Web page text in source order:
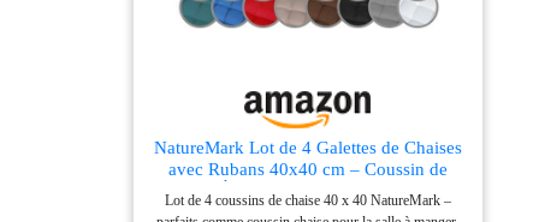
NatureMark Lot de 4 Galettes de Chaises
avec Rubans 40x40 cm – Coussin de
Chaise Épais pour Intérieur & Jardin –
Couleur Anthracite
Lot de 4 coussins de chaise 40 x 40 NatureMark –